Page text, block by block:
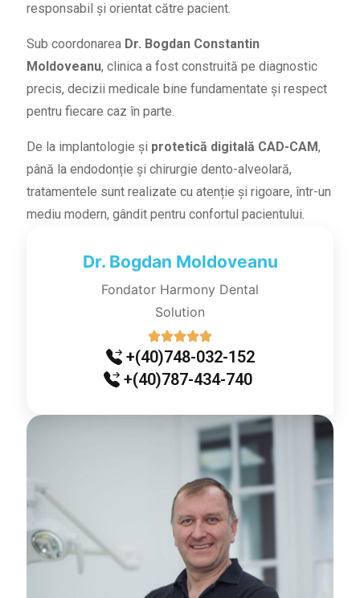
responsabil și orientat către pacient.
Sub coordonarea Dr. Bogdan Constantin
Moldoveanu, clinica a fost construită pe diagnostic
precis, decizii medicale bine fundamentate și respect
pentru fiecare caz în parte.
De la implantologie și protetică digitală CAD-CAM,
până la endodonție și chirurgie dento-alveolară,
tratamentele sunt realizate cu atenție și rigoare, într-un
mediu modern, gândit pentru confortul pacientului.
Dr. Bogdan Moldoveanu
Fondator Harmony Dental
Solution
+(40)748-032-152
+(40)787-434-740